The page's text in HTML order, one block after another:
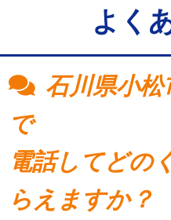
よく
石川県小
で
電話してどの
らえますか？